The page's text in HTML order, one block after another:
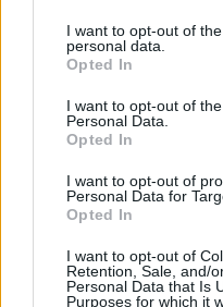
not limited to your visit or
grant or deny consent to
use your data for below
consent section.
I want to opt-out of
personal data.
Opted In
I want to opt-out of
Personal Data.
Opted In
I want to opt-out of
Personal Data for
Opted In
I want to opt-out of
Retention, Sale, and/
Personal Data that Is
Purposes for which it
Οι Ευκαιρίες:Η
σε κάνει πιο ανοιχτό
δικτύωση. Μία
πραγματικότητα.
πορτοφόλι γεμίζει!
Οι Παγίδες:Η
ξαφνικές